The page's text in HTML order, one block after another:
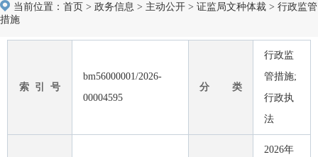
当前位置： 首页 > 政务信息 > 主动公开 > 证监局文种体裁 > 行政监管
措施
索 引 号
bm56000001/2026-
00004595
分 类
行政监
管措施;
行政执
法
2026年